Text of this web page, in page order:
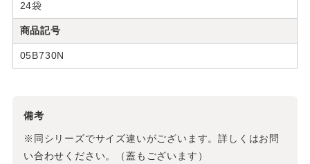
24袋
商品記号
05B730N
備考
※同シリーズでサイズ違いがございます。詳しくはお問
い合わせください。（蓋もございます）